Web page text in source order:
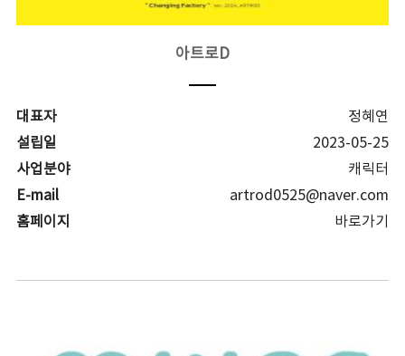
아트로D
대표자
정혜연
설립일
2023-05-25
사업분야
캐릭터
E-mail
artrod0525@naver.com
홈페이지
바로가기